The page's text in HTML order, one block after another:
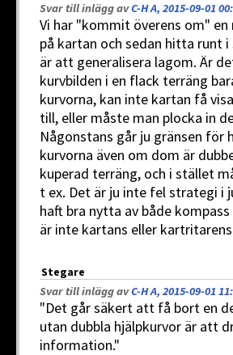
Svar till inlägg avC-H A, 2015-09-01
Vi har "kommit överens om"
på kartan och sedan hitta runt
är att generalisera lagom. Är
kurvbilden i en flack terräng
kurvorna, kan inte kartan få
till, eller måste man plocka in
Någonstans går ju gränsen för
kurvorna även om dom är
kuperad terräng, och i stället
t ex. Det är ju inte fel strategi i
haft bra nytta av både
är inte kartans eller
Stegare
Svar till inlägg avC-H A, 2015-09-01
"Det går säkert att få bort en
utan dubbla hjälpkurvor är att
information."